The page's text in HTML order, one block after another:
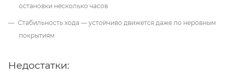
остановки несколько часов
Стабильность хода — устойчиво движется даже по неровным
покрытиям
Недостатки: